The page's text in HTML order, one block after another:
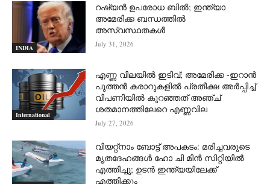
INDIA
റഷ്യന്‍ ഉപരോധ ബില്‍; ഇന്ത്യാ
അമേരിക്ക ബന്ധത്തില്‍
അസ്വസ്ഥതകള്‍
July 31, 2026
International
എണ്ണ വിലയില്‍ ഇടിവ്; അമേരിക്ക -ഇറാന്‍
പുത്തന്‍ കരാറുകളില്‍ പ്രതീക്ഷ അര്‍പ്പിച്ച്
വിപണിയില്‍ കുറഞ്ഞത് അഞ്ച്
ശതമാനത്തിലേറെ എണ്ണവില
July 27, 2026
വിയറ്റ്നാം ബോട്ട് അപകടം: മരിച്ചവരുടെ
മൃതദേഹങ്ങൾ ഹോ ചി മിൻ സിറ്റിയിൽ
എത്തിച്ചു; ഉടൻ ഇന്ത്യയിലേക്ക്
എത്തിക്കും